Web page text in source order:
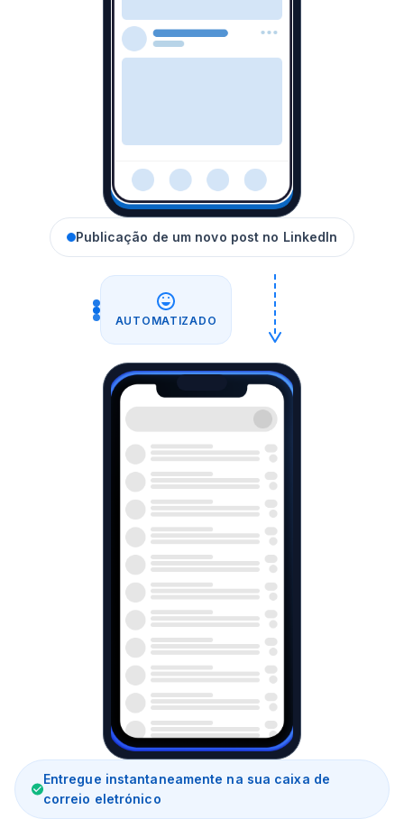
Publicação de um novo post no LinkedIn
AUTOMATIZADO
Entregue instantaneamente na sua caixa de
correio eletrónico